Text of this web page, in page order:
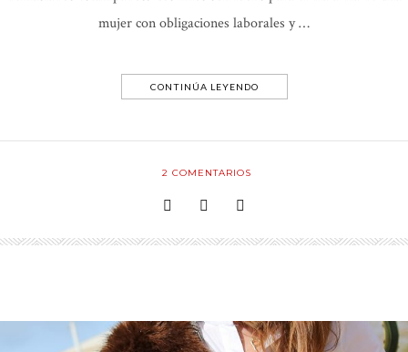
mujer con obligaciones laborales y …
CONTINÚA LEYENDO
2 COMENTARIOS